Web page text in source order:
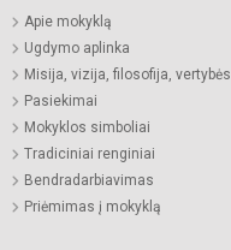
Apie mokyklą
Ugdymo aplinka
Misija, vizija, filosofija, vertybės
Pasiekimai
Mokyklos simboliai
Tradiciniai renginiai
Bendradarbiavimas
Priėmimas į mokyklą